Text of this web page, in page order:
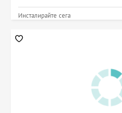
Инсталирайте сега